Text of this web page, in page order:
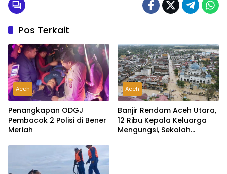
Pos Terkait
Aceh
Penangkapan ODGJ
Pembacok 2 Polisi di Bener
Meriah
Aceh
Banjir Rendam Aceh Utara,
12 Ribu Kepala Keluarga
Mengungsi, Sekolah